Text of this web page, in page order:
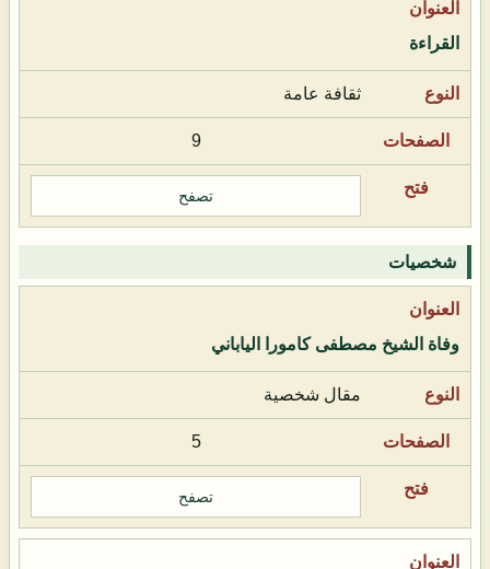
القراءة
ثقافة عامة
9
تصفح
شخصيات
وفاة الشيخ مصطفى كامورا الياباني
مقال شخصية
5
تصفح